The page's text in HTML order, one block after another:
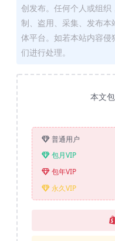
创发布。任何个人或组织
制、盗用、采集、发布
体平台。如若本站内容
们进行处理。
本文
普通用户
包月VIP
包年VIP
永久VIP